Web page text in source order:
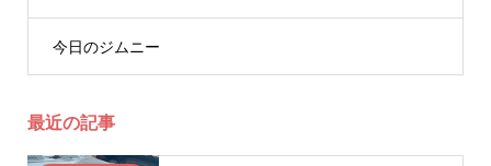
今日のジムニー
最近の記事